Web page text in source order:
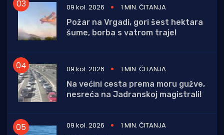
09 kol. 2026
1 MIN. ČITANJA
Požar na Vrgadi, gori šest hektara
šume, borba s vatrom traje!
09 kol. 2026
1 MIN. ČITANJA
Na većini cesta prema moru gužve,
nesreća na Jadranskoj magistrali!
09 kol. 2026
1 MIN. ČITANJA